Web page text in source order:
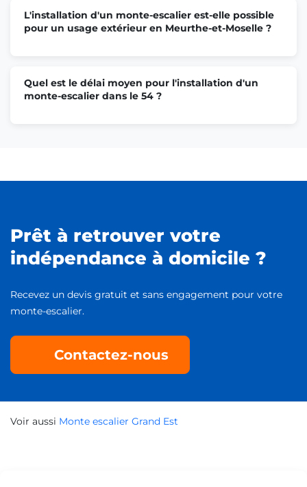
Monte escalier Mazerulles
Monte escalier Seichamps
Monte escalier Sornéville
Monte escalier Velaine-sous-Amance
L'installation d'un monte-escalier est-elle possible
pour un usage extérieur en Meurthe-et-Moselle ?
Quel est le délai moyen pour l'installation d'un
monte-escalier dans le 54 ?
Prêt à retrouver votre
indépendance à domicile ?
Recevez un devis gratuit et sans engagement pour votre
monte-escalier.
Contactez-nous
Voir aussi Monte escalier Grand Est